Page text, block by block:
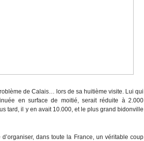
de Calais… lors de sa huitième visite. Lui qui
en surface de moitié, serait réduite à 2.000
tard, il y en avait 10.000, et le plus grand bidonville
dans toute la France, un véritable coup